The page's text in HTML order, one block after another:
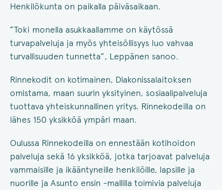
Henkilökunta on paikalla päiväsaikaan.
”Toki monella asukkaallamme on käytössä
turvapalveluja ja myös yhteisöllisyys luo vahvaa
turvallisuuden tunnetta”, Leppänen sanoo.
Rinnekodit on kotimainen, Diakonissalaitoksen
omistama, maan suurin yksityinen, sosiaalipalveluja
tuottava yhteiskunnallinen yritys. Rinnekodeilla on
lähes 150 yksikköä ympäri maan.
Oulussa Rinnekodeilla on ennestään kotihoidon
palveluja sekä 16 yksikköä, jotka tarjoavat palveluja
vammaisille ja ikääntyneille henkilöille, lapsille ja
nuorille ja Asunto ensin -mallilla toimivia palveluja